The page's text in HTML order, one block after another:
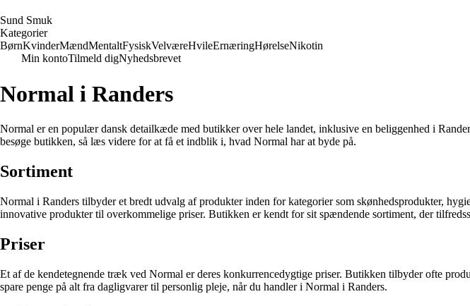
Sund Smuk
Kategorier
BørnKvinderMændMentaltFysiskVelværeHvileErnæringHørelseNikotin
Min kontoTilmeld digNyhedsbrevet
Normal i Randers
Normal er en populær dansk detailkæde med butikker over hele landet, inklusive en beliggenhed i
besøge butikken, så læs videre for at få et indblik i, hvad Normal har at byde på.
Sortiment
Normal i Randers tilbyder et bredt udvalg af produkter inden for kategorier som skønhedsprodukter,
innovative produkter til overkommelige priser. Butikken er kendt for sit spændende sortiment, der
Priser
Et af de kendetegnende træk ved Normal er deres konkurrencedygtige priser. Butikken tilbyder ofte
spare penge på alt fra dagligvarer til personlig pleje, når du handler i Normal i Randers.